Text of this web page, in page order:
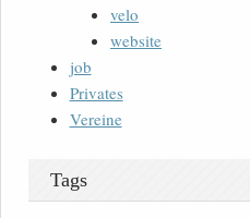
velo
website
job
Privates
Vereine
Tags